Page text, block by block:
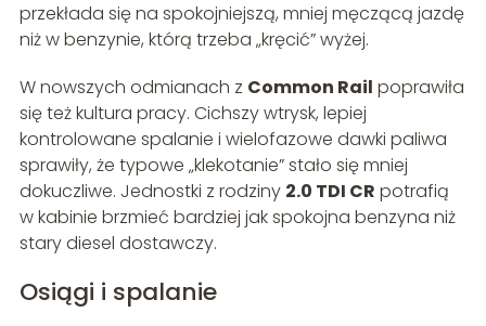
przekłada się na spokojniejszą, mniej męczącą jazdę
niż w benzynie, którą trzeba „kręcić” wyżej.
W nowszych odmianach z Common Rail poprawiła
się też kultura pracy. Cichszy wtrysk, lepiej
kontrolowane spalanie i wielofazowe dawki paliwa
sprawiły, że typowe „klekotanie” stało się mniej
dokuczliwe. Jednostki z rodziny 2.0 TDI CR potrafią
w kabinie brzmieć bardziej jak spokojna benzyna niż
stary diesel dostawczy.
Osiągi i spalanie